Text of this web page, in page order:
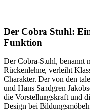
Der Cobra Stuhl:
Funktion
Der Cobra-Stuhl, benannt
Rückenlehne, verleiht
Charakter. Der von den
und Hans Sandgren
die Vorstellungskraft und
Design bei